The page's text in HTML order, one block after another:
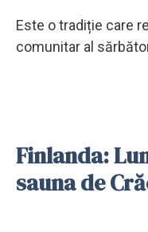
Este o tradiție care
comunitar al
Finlanda:
sauna de